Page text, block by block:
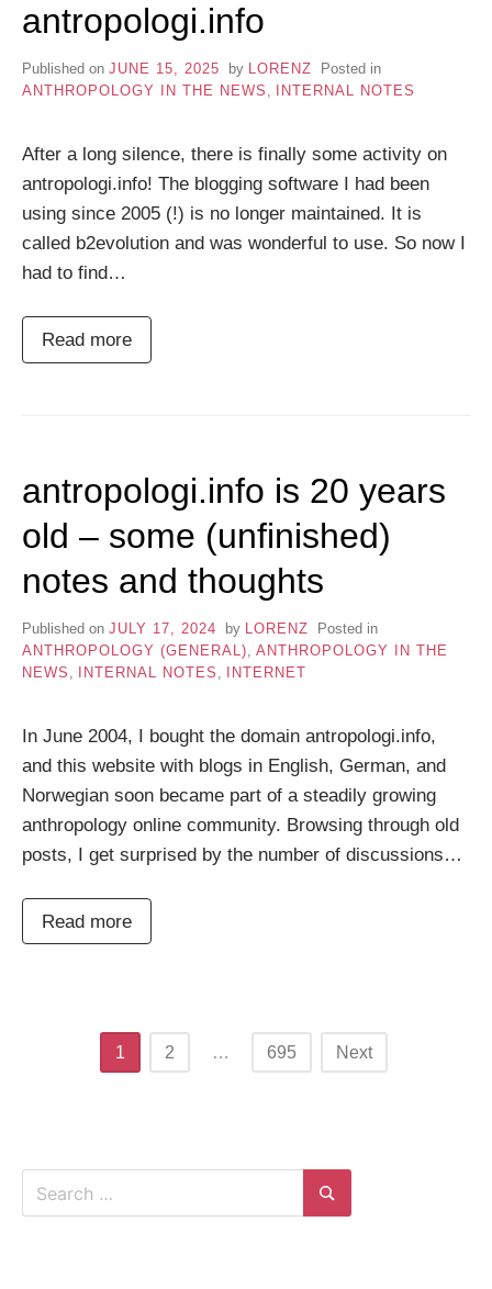
antropologi.info
Published on JUNE 15, 2025 by LORENZ
Posted in
ANTHROPOLOGY IN THE NEWS , INTERNAL NOTES
After a long silence, there is finally some activity on
antropologi.info! The blogging software I had been
using since 2005 (!) is no longer maintained. It is
called b2evolution and was wonderful to use. So now I
had to find…
Read more
antropologi.info is 20 years
old – some (unfinished)
notes and thoughts
Published on JULY 17, 2024 by LORENZ
Posted in
ANTHROPOLOGY (GENERAL), ANTHROPOLOGY IN THE
NEWS , INTERNAL NOTES , INTERNET
In June 2004, I bought the domain antropologi.info,
and this website with blogs in English, German, and
Norwegian soon became part of a steadily growing
anthropology online community. Browsing through old
posts, I get surprised by the number of discussions…
Read more
1 2 … 695 Next
Search